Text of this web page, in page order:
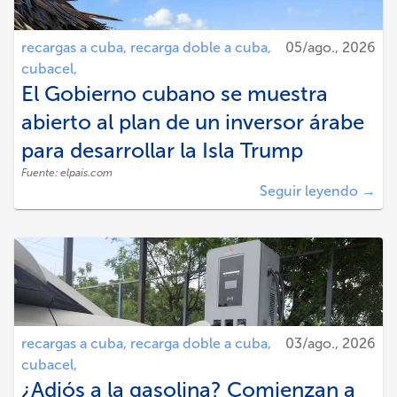
recargas a cuba, recarga doble a cuba,
cubacel,
05/ago., 2026
El Gobierno cubano se muestra
abierto al plan de un inversor árabe
para desarrollar la Isla Trump
Fuente: elpais.com
Seguir leyendo →
recargas a cuba, recarga doble a cuba,
cubacel,
03/ago., 2026
¿Adiós a la gasolina? Comienzan a